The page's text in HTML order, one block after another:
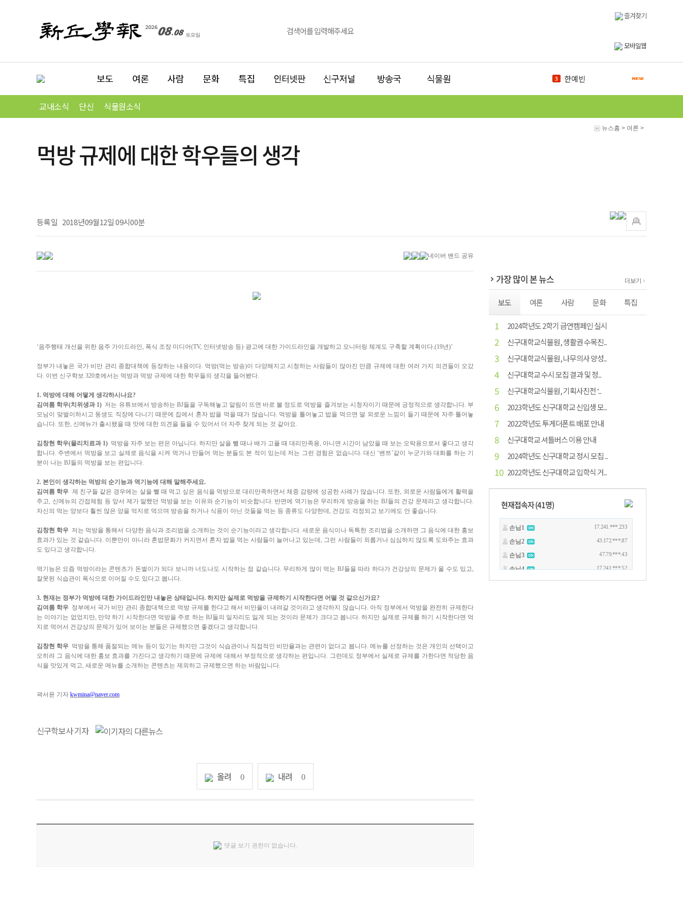
즐겨찾기
모바일웹
3 한예빈
총학생회
교내소식 단신 식물원소식
뉴스홈 > 여론 >
먹방 규제에 대한 학우들의 생각
등록일 2018년09월12일 09시00분
‘음주행태 개선을 위한 음주 가이드라인, 폭식 조장 미디어(TV, 인터넷방송 등)·광고에 대한 가이드라인을 개발하고 모니터링 체계도 구축할 계획이다.(19년)’
정부가 내놓은 국가 비만 관리 종합대책에 등장하는 내용이다. 먹방(먹는 방송)이 다양해지고 시청하는 사람들이 많아진 만큼 규제에 대한 여러 가지 의견들이 오갔
다. 이번 신구학보 320호에서는 먹방과 먹방 규제에 대한 학우들의 생각을 들어봤다.
1. 먹방에 대해 어떻게 생각하시나요?
김여름 학우(치위생과 1) 저는 유튜브에서 방송하는 BJ들을 구독해놓고 알림이 뜨면 바로 볼 정도로 먹방을 즐겨보는 시청자이기 때문에 긍정적으로 생각합니다. 부
모님이 맞벌이하시고 동생도 직장에 다니기 때문에 집에서 혼자 밥을 먹을 때가 많습니다. 먹방을 틀어놓고 밥을 먹으면 덜 외로운 느낌이 들기 때문에 자주 틀어놓
습니다. 또한, 신메뉴가 출시됐을 때 맛에 대한 의견을 들을 수 있어서 더 자주 찾게 되는 것 같아요.
김창현 학우(물리치료과 1) 먹방을 자주 보는 편은 아닙니다. 하지만 살을 뺄 때나 배가 고플 때 대리만족용, 아니면 시간이 남았을 때 보는 오락용으로서 좋다고 생각
합니다. 주변에서 먹방을 보고 실제로 음식을 시켜 먹거나 만들어 먹는 분들도 본 적이 있는데 저는 그런 경험은 없습니다. 대신 ‘밴쯔’같이 누군가와 대화를 하는 기
분이 나는 BJ들의 먹방을 보는 편입니다.
2. 본인이 생각하는 먹방의 순기능과 역기능에 대해 말해주세요.
김여름 학우 제 친구들 같은 경우에는 살을 뺄 때 먹고 싶은 음식을 먹방으로 대리만족하면서 체중 감량에 성공한 사례가 많습니다. 또한, 외로운 사람들에게 활력을
주고, 신메뉴의 간접체험 등 앞서 제가 말했던 먹방을 보는 이유와 순기능이 비슷합니다. 반면에 역기능은 무리하게 방송을 하는 BJ들의 건강 문제라고 생각합니다.
자신의 먹는 양보다 훨씬 많은 양을 억지로 먹으며 방송을 하거나 식용이 아닌 것들을 먹는 등 종류도 다양한데, 건강도 걱정되고 보기에도 안 좋습니다.
김창현 학우 저는 먹방을 통해서 다양한 음식과 조리법을 소개하는 것이 순기능이라고 생각합니다. 새로운 음식이나 독특한 조리법을 소개하면 그 음식에 대한 홍보
효과가 있는 것 같습니다. 이뿐만이 아니라 혼밥문화가 커지면서 혼자 밥을 먹는 사람들이 늘어나고 있는데, 그런 사람들이 외롭거나 심심하지 않도록 도와주는 효과
도 있다고 생각합니다.
역기능은 요즘 먹방이라는 콘텐츠가 돈벌이가 되다 보니까 너도나도 시작하는 점 같습니다. 무리하게 많이 먹는 BJ들을 따라 하다가 건강상의 문제가 올 수도 있고,
잘못된 식습관이 폭식으로 이어질 수도 있다고 봅니다.
3. 현재는 정부가 먹방에 대한 가이드라인만 내놓은 상태입니다. 하지만 실제로 먹방을 규제하기 시작한다면 어떨 것 같으신가요?
김여름 학우 정부에서 국가 비만 관리 종합대책으로 먹방 규제를 한다고 해서 비만율이 내려갈 것이라고 생각하지 않습니다. 아직 정부에서 먹방을 완전히 규제한다
는 이야기는 없었지만, 만약 하기 시작한다면 먹방을 주로 하는 BJ들의 일자리도 잃게 되는 것이라 문제가 크다고 봅니다. 하지만 실제로 규제를 하기 시작한다면 억
지로 먹어서 건강상의 문제가 있어 보이는 분들은 규제했으면 좋겠다고 생각합니다.
김창현 학우 먹방을 통해 품절되는 메뉴 등이 있기는 하지만 그것이 식습관이나 직접적인 비만율과는 관련이 없다고 봅니다. 메뉴를 선정하는 것은 개인의 선택이고
오히려 그 음식에 대한 홍보 효과를 가진다고 생각하기 때문에 규제에 대해서 부정적으로 생각하는 편입니다. 그런데도 정부에서 실제로 규제를 가한다면 적당한 음
식을 맛있게 먹고, 새로운 메뉴를 소개하는 콘텐츠는 제외하고 규제했으면 하는 바람입니다.
곽서윤 기자 kwmina@naver.com
신구학보사 기자
올려 0 내려 0
가장 많이 본 뉴스
보도 여론 사람 문화 특집
더보기
1 2024학년도 2학기 금연캠페인 실시
2 신구대학교식물원, 생활권 수목진...
3 신구대학교식물원, 나무의사 양성...
4 신구대학교 수시 모집 결과 및 정...
5 신구대학교식물원, 기획사진전 ‘...
6 2023학년도 신구대학교 신입생 모...
7 2022학년도 투게더폰트 배포 안내
8 신구대학교 셔틀버스 이용 안내
9 2024학년도 신구대학교 정시 모집 ...
10 2022학년도 신구대학교 입학식 거...
현재접속자 (41명)